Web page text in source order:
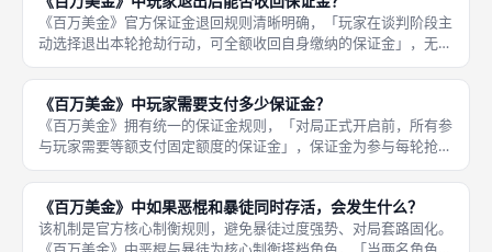
《百万美金》官方保证金退回规则清晰明确，「玩家在谈判阶段主
动选择退出本轮抢劫行动，可全额收回自身缴纳的保证金」，无扣
除、无亏损、无手续费，是官方给予玩家的正规止损福利机制。该
机制充分保障玩家的对局权益，允许玩家在局势不利、预判亏损
时，主动放
《百万美金》中玩家需要支付多少保证金？
《百万美金》拥有统一的保证金规则，「对局正式开启前，所有参
与玩家需要等额支付固定额度的保证金」，保证金为参与每轮抢劫
行动的基础门槛，所有玩家支付金额完全一致，从根源保障成都桌
游对局的公平公正，无差异化待遇、无新手优待、无老手加成。保
证金机制
《百万美金》中如果恶棍和暴徒同时存活，会发生什么？
该机制是官方核心制衡规则，避免暴徒过度强势、对局套路固化。